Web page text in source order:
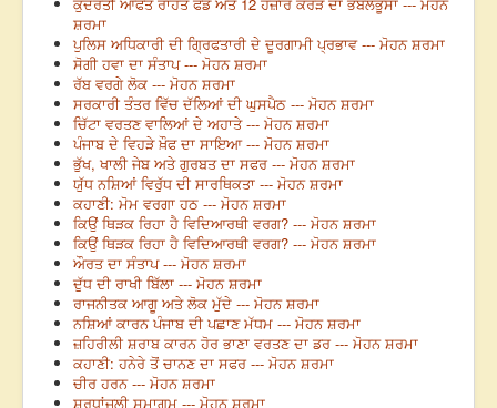
ਸ਼ਰਮਾ
ਪੁਲਿਸ ਅਧਿਕਾਰੀ ਦੀ ਗ੍ਰਿਫਤਾਰੀ ਦੇ ਦੂਰਗਾਮੀ ਪ੍ਰਭਾਵ --- ਮੋਹਨ ਸ਼ਰਮਾ
ਸੋਗੀ ਹਵਾ ਦਾ ਸੰਤਾਪ --- ਮੋਹਨ ਸ਼ਰਮਾ
ਰੱਬ ਵਰਗੇ ਲੋਕ --- ਮੋਹਨ ਸ਼ਰਮਾ
ਸਰਕਾਰੀ ਤੰਤਰ ਵਿੱਚ ਦੱਲਿਆਂ ਦੀ ਘੁਸਪੈਠ --- ਮੋਹਨ ਸ਼ਰਮਾ
ਚਿੱਟਾ ਵਰਤਣ ਵਾਲਿਆਂ ਦੇ ਅਹਾਤੇ --- ਮੋਹਨ ਸ਼ਰਮਾ
ਪੰਜਾਬ ਦੇ ਵਿਹੜੇ ਖ਼ੌਫ ਦਾ ਸਾਇਆ --- ਮੋਹਨ ਸ਼ਰਮਾ
ਭੁੱਖ, ਖਾਲੀ ਜੇਬ ਅਤੇ ਗੁਰਬਤ ਦਾ ਸਫਰ --- ਮੋਹਨ ਸ਼ਰਮਾ
ਯੁੱਧ ਨਸ਼ਿਆਂ ਵਿਰੁੱਧ ਦੀ ਸਾਰਥਿਕਤਾ --- ਮੋਹਨ ਸ਼ਰਮਾ
ਕਹਾਣੀ: ਮੋਮ ਵਰਗਾ ਹਠ --- ਮੋਹਨ ਸ਼ਰਮਾ
ਕਿਉਂ ਥਿੜਕ ਰਿਹਾ ਹੈ ਵਿਦਿਆਰਥੀ ਵਰਗ? --- ਮੋਹਨ ਸ਼ਰਮਾ
ਕਿਉਂ ਥਿੜਕ ਰਿਹਾ ਹੈ ਵਿਦਿਆਰਥੀ ਵਰਗ? --- ਮੋਹਨ ਸ਼ਰਮਾ
ਔਰਤ ਦਾ ਸੰਤਾਪ --- ਮੋਹਨ ਸ਼ਰਮਾ
ਦੁੱਧ ਦੀ ਰਾਖੀ ਬਿੱਲਾ --- ਮੋਹਨ ਸ਼ਰਮਾ
ਰਾਜਨੀਤਕ ਆਗੂ ਅਤੇ ਲੋਕ ਮੁੱਦੇ --- ਮੋਹਨ ਸ਼ਰਮਾ
ਨਸ਼ਿਆਂ ਕਾਰਨ ਪੰਜਾਬ ਦੀ ਪਛਾਣ ਮੱਧਮ --- ਮੋਹਨ ਸ਼ਰਮਾ
ਜ਼ਹਿਰੀਲੀ ਸ਼ਰਾਬ ਕਾਰਨ ਹੋਰ ਭਾਣਾ ਵਰਤਣ ਦਾ ਡਰ --- ਮੋਹਨ ਸ਼ਰਮਾ
ਕਹਾਣੀ: ਹਨੇਰੇ ਤੋਂ ਚਾਨਣ ਦਾ ਸਫਰ --- ਮੋਹਨ ਸ਼ਰਮਾ
ਚੀਰ ਹਰਨ --- ਮੋਹਨ ਸ਼ਰਮਾ
ਸ਼ਰਧਾਂਜਲੀ ਸਮਾਗਮ --- ਮੋਹਨ ਸ਼ਰਮਾ